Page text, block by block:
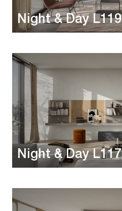
Night & Day L119
Night & Day L117